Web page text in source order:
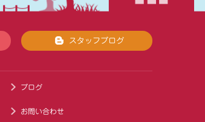
スタッフブログ
ブログ
お問い合わせ